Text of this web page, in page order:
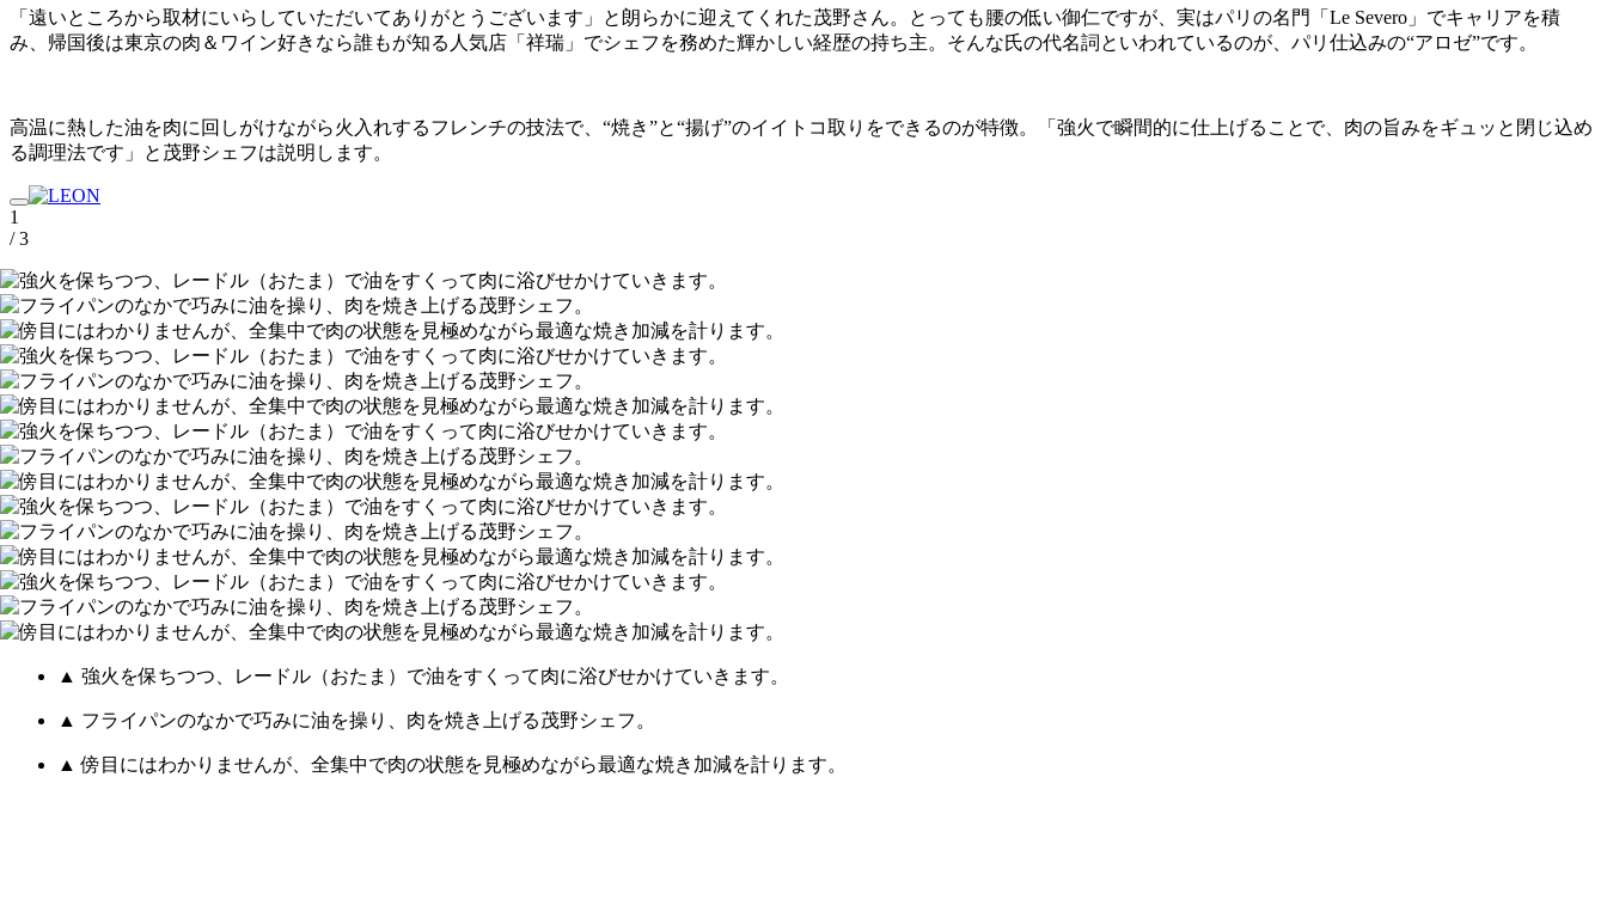
「遠いところから取材にいらしていただいてありがとうございます」と朗らかに迎えてくれた茂野さん。とっても腰の低い御仁ですが、実はパリの名門「Le Severo」でキャリアを積
み、帰国後は東京の肉＆ワイン好きなら誰もが知る人気店「祥瑞」でシェフを務めた輝かしい経歴の持ち主。そんな氏の代名詞といわれているのが、パリ仕込みの“アロゼ”です。
高温に熱した油を肉に回しがけながら火入れするフレンチの技法で、“焼き”と“揚げ”のイイトコ取りをできるのが特徴。「強火で瞬間的に仕上げることで、肉の旨みをギュッと閉じ込め
る調理法です」と茂野シェフは説明します。
1
/ 3
▲ 強火を保ちつつ、レードル（おたま）で油をすくって肉に浴びせかけていきます。
▲ フライパンのなかで巧みに油を操り、肉を焼き上げる茂野シェフ。
▲ 傍目にはわかりませんが、全集中で肉の状態を見極めながら最適な焼き加減を計ります。